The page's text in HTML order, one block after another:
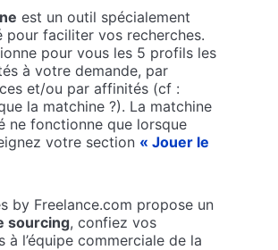
est un outil spécialement
pour faciliter vos recherches.
pour vous les 5 profils les
à votre demande, par
et/ou par affinités (cf :
la matchine ?). La matchine
ne fonctionne que lorsque
votre section « Jouer le
by Freelance.com propose un
sourcing, confiez vos
à l’équipe commerciale de la